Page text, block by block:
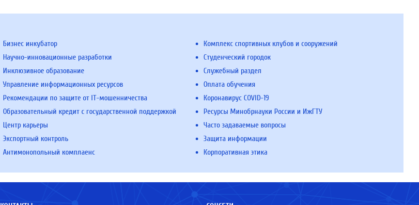
Бизнес инкубатор
Научно-инновационные разработки
Инклюзивное образование
Управление информационных ресурсов
Рекомендации по защите от IT-мошенничества
Образовательный кредит с государственной поддержкой
Центр карьеры
Экспортный контроль
Антимонопольный комплаенс
Комплекс спортивных клубов и сооружений
Студенческий городок
Служебный раздел
Оплата обучения
Коронавирус COVID-19
Ресурсы Минобрнауки России и ИжГТУ
Часто задаваемые вопросы
Защита информации
Корпоративная этика